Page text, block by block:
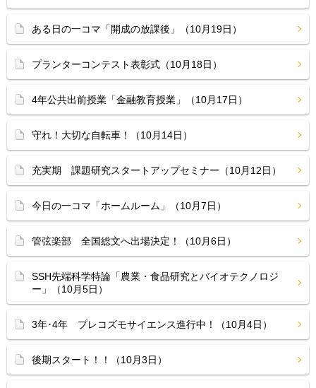
ある日の一コマ「開成の放課後」（10月19日）
プランターコンテスト表彰式（10月18日）
4年公共出前授業「金融教育授業」（10月17日）
守れ！大切な自転車！（10月14日）
充実期 課題研究スタートアップセミナー（10月12日）
今日の一コマ「ホームルーム」（10月7日）
管弦楽部 全国総文へ出場決定！（10月6日）
SSH先端科学特論「農業・食品研究とバイオテクノロジ
ー」（10月5日）
3年･4年 プレコズモサイエンス進行中！（10月4日）
後期スタート！！（10月3日）